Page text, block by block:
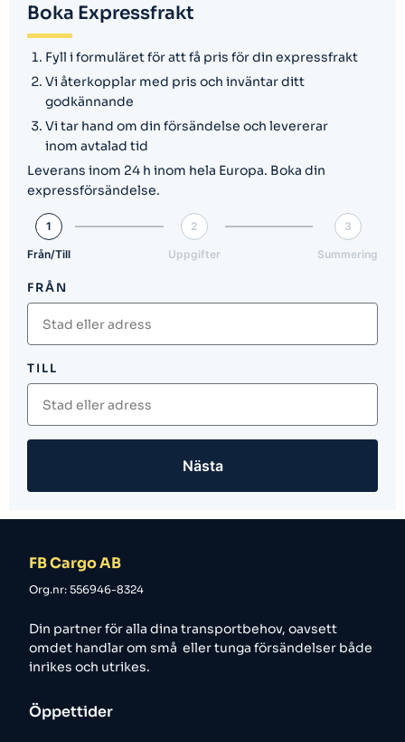
Boka Expressfrakt
Fyll i formuläret för att få pris för din expressfrakt
Vi återkopplar med pris och inväntar ditt
godkännande
Vi tar hand om din försändelse och levererar
inom avtalad tid
Leverans inom 24 h inom hela Europa. Boka din
expressförsändelse.
1
Från/Till
2
Uppgifter
3
Summering
FRÅN
TILL
Nästa
FB Cargo AB
Org.nr: 556946-8324
Din partner för alla dina transportbehov, oavsett
omdet handlar om små eller tunga försändelser både
inrikes och utrikes.
Öppettider